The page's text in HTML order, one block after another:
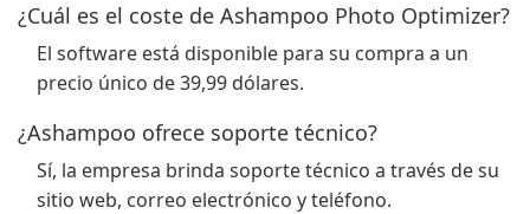
¿Cuál es el coste de Ashampoo Photo Optimizer?
El software está disponible para su compra a un
precio único de 39,99 dólares.
¿Ashampoo ofrece soporte técnico?
Sí, la empresa brinda soporte técnico a través de su
sitio web, correo electrónico y teléfono.